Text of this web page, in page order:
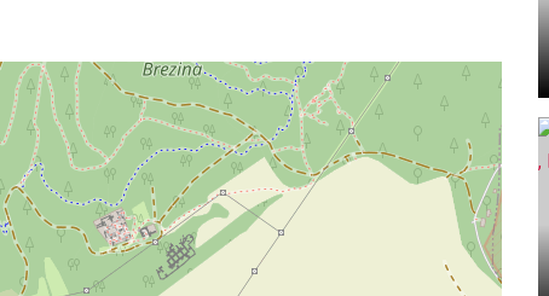
kľúčov pre spoločné priestory.